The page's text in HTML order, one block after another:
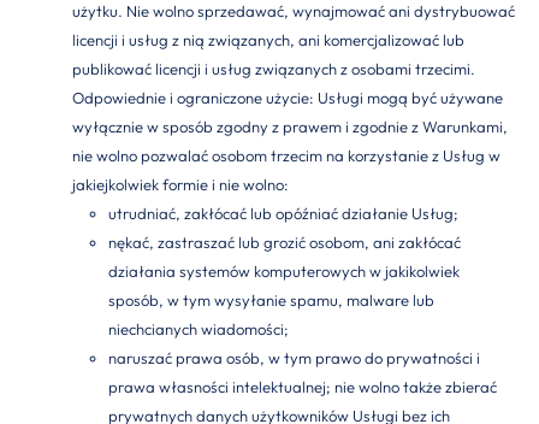
użytku. Nie wolno sprzedawać, wynajmować ani dystrybuować
licencji i usług z nią związanych, ani komercjalizować lub
publikować licencji i usług związanych z osobami trzecimi.
Odpowiednie i ograniczone użycie: Usługi mogą być używane
wyłącznie w sposób zgodny z prawem i zgodnie z Warunkami,
nie wolno pozwalać osobom trzecim na korzystanie z Usług w
jakiejkolwiek formie i nie wolno:
utrudniać, zakłócać lub opóźniać działanie Usług;
nękać, zastraszać lub grozić osobom, ani zakłócać
działania systemów komputerowych w jakikolwiek
sposób, w tym wysyłanie spamu, malware lub
niechcianych wiadomości;
naruszać prawa osób, w tym prawo do prywatności i
prawa własności intelektualnej; nie wolno także zbierać
prywatnych danych użytkowników Usługi bez ich